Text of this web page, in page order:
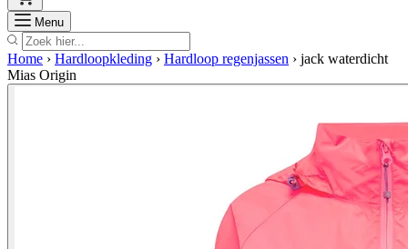
Menu Zoek
Home › Hardloopkleding › Hardloop regenjassen › jack waterdicht
Mias Origin